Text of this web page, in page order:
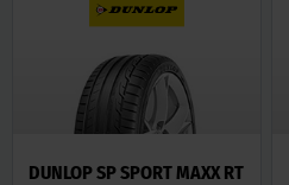
DUNLOP SP SPORT MAXX RT